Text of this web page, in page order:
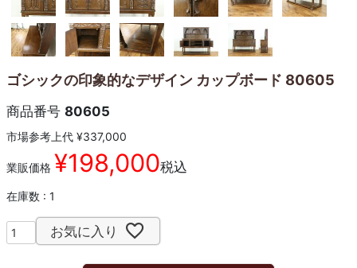
ゴシックの印象的なデザイン カップボード 80605
商品番号 80605
市場参考上代 ¥337,000
業販価格 ¥198,000税込
在庫数 1
お気に入り